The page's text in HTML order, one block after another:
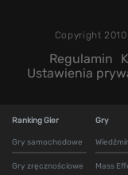
Copyright
Regulamin
Ustawienia
Ranking Gier
Gry samochodowe
Gry zręcznościowe
Gry
Mass